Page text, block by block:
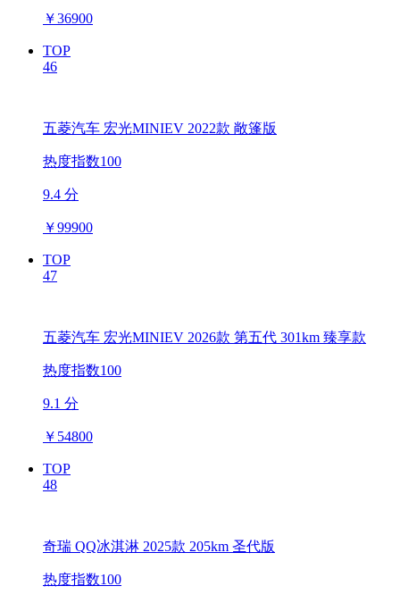
￥36900
TOP
46
五菱汽车 宏光MINIEV 2022款 敞篷版
热度指数100
9.4 分
￥99900
TOP
47
五菱汽车 宏光MINIEV 2026款 第五代 301km 臻享款
热度指数100
9.1 分
￥ 54800
TOP
48
奇瑞 QQ冰淇淋 2025款 205km 圣代版
热度指数100